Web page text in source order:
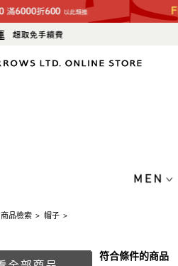
商品檢索 > 帽子 >
符合條件的商品